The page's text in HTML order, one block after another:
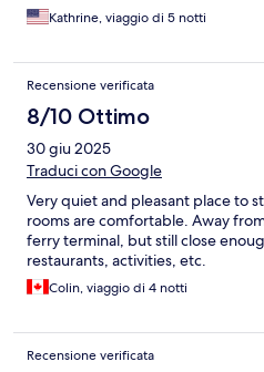
Kathrine, viaggio di 5 notti
Recensione verificata
8/10 Ottimo
30 giu 2025
Traduci con Google
Very quiet and pleasant place to
rooms are comfortable. Away
ferry terminal, but still close
restaurants, activities, etc.
Colin, viaggio di 4 notti
Recensione verificata